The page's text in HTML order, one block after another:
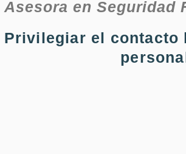
Asesora en Seguridad
Privilegiar el contacto